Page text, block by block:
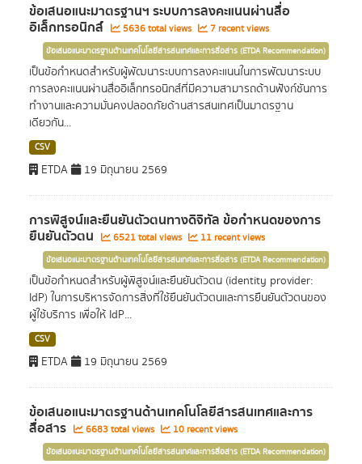
ข้อเสนอแนะมาตรฐานฯ ระบบการลงคะแนนผ่านสื่อ
อิเล็กทรอนิกส์ 5636 total views 7 recent views
ข้อเสนอแนะมาตรฐานด้านเทคโนโลยีสารสนเทศและการสื่อสาร (ETDA Recommendation)
เป็นข้อกำหนดสำหรับผู้พัฒนาระบบการลงคะแนนในการพัฒนาระบบ
การลงคะแนนผ่านสื่ออิเล็กทรอนิกส์ที่มีความสามารถด้านฟังก์ชันการ
ทำงานและความมั่นคงปลอดภัยด้านสารสนเทศเป็นมาตรฐาน
เดียวกัน...
CSV
ETDA 19 มิถุนายน 2569
การพิสูจน์และยืนยันตัวตนทางดิจิทัล ข้อกำหนดของการ
ยืนยันตัวตน 6521 total views 11 recent views
ข้อเสนอแนะมาตรฐานด้านเทคโนโลยีสารสนเทศและการสื่อสาร (ETDA Recommendation)
เป็นข้อกำหนดสำหรับผู้พิสูจน์และยืนยันตัวตน (identity provider:
IdP) ในการบริหารจัดการสิ่งที่ใช้ยืนยันตัวตนและการยืนยันตัวตนของ
ผู้ใช้บริการ เพื่อให้ IdP...
CSV
ETDA 19 มิถุนายน 2569
ข้อเสนอแนะมาตรฐานด้านเทคโนโลยีสารสนเทศและการ
สื่อสาร 6683 total views 10 recent views
ข้อเสนอแนะมาตรฐานด้านเทคโนโลยีสารสนเทศและการสื่อสาร (ETDA Recommendation)